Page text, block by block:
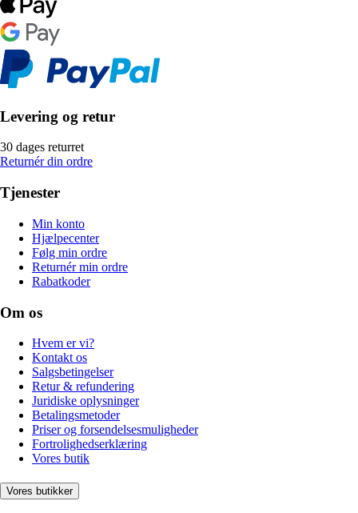
Levering og retur
30 dages returret
Returnér din ordre
Tjenester
Min konto
Hjælpecenter
Følg min ordre
Returnér min ordre
Rabatkoder
Om os
Hvem er vi?
Kontakt os
Salgsbetingelser
Retur & refundering
Juridiske oplysninger
Betalingsmetoder
Priser og forsendelsesmuligheder
Fortrolighedserklæring
Vores butik
Vores butikker